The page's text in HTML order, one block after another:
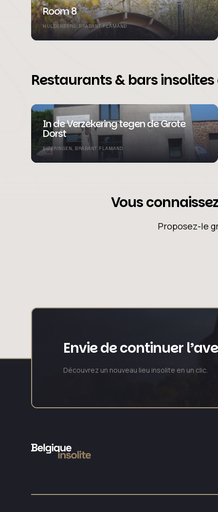
Room 8
HULDENBERG, BRABANT FLAMAND
Restaurants & bars
In de Verzekering tegen de Grote
Dorst
EIZERINGEN, BRABANT FLAMAND
Vous
Proposez-le
Envie de continuer
Découvrez un nouveau lieu insolite en un clic.